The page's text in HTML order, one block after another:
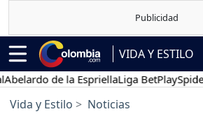
VIDA Y ESTILO
de la EspriellaLiga BetPlaySpider-Man
Vida y Estilo Noticias